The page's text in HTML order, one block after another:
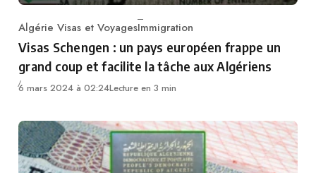
Category
Algérie Visas et VoyagesImmigration
Visas Schengen : un pays européen frappe un
grand coup et facilite la tâche aux Algériens
6 mars 2024 à 02:24Lecture en 3 min